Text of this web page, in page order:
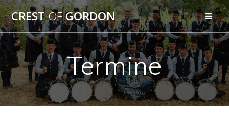
Zum
Inhalt
springen
CRESTOFGORDON
Termine